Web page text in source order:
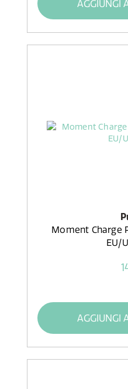
AGGIUNGI
Moment Charge
EU/
AGGIUNGI